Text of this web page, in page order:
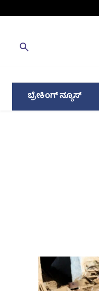
ಬ್ರೇಕಿಂಗ್ ನ್ಯೂಸ್